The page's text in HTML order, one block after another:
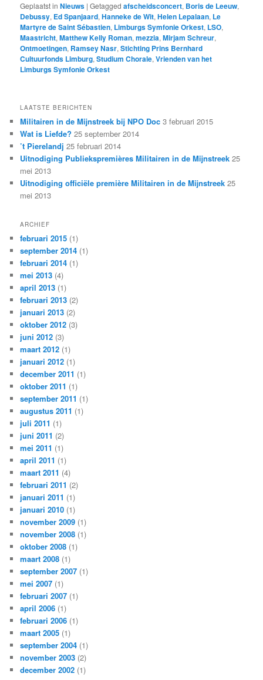
Geplaatst in Nieuws |Getagged afscheidsconcert, Boris de Leeuw,
Debussy, Ed Spanjaard,Hanneke de Wit,Helen Lepalaan, Le
Martyre de Saint Sébastien, Limburgs Symfonie Orkest, LSO,
Maastricht,Matthew Kelly Roman,mezzia,Mirjam Schreur,
Ontmoetingen, Ramsey Nasr,Stichting Prins Bernhard
Cultuurfonds Limburg,Studium Chorale,Vrienden van het
Limburgs Symfonie Orkest
LAATSTE BERICHTEN
Militairen in de Mijnstreek bij NPO Doc 3 februari 2015
Wat is Liefde? 25 september 2014
’t Pierelandj 25 februari 2014
Uitnodiging Publiekspremières Militairen in de Mijnstreek 25
mei 2013
Uitnodiging officiële première Militairen in de Mijnstreek 25
mei 2013
ARCHIEF
februari 2015 (1)
september 2014 (1)
februari 2014 (1)
mei 2013 (4)
april 2013 (1)
februari 2013 (2)
januari 2013 (2)
oktober 2012 (3)
juni 2012 (3)
maart 2012 (1)
januari 2012 (1)
december 2011 (1)
oktober 2011 (1)
september 2011 (1)
augustus 2011 (1)
juli 2011 (1)
juni 2011 (2)
mei 2011 (1)
april 2011 (1)
maart 2011 (4)
februari 2011 (2)
januari 2011 (1)
januari 2010 (1)
november 2009 (1)
november 2008 (1)
oktober 2008 (1)
maart 2008 (1)
september 2007 (1)
mei 2007 (1)
februari 2007 (1)
april 2006 (1)
februari 2006 (1)
maart 2005 (1)
september 2004 (1)
november 2003 (2)
december 2002 (1)